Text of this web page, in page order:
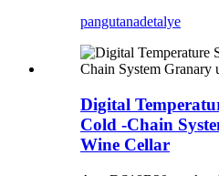
pangutanadetalye
Digital
Cold -Chain
Wine Cellar